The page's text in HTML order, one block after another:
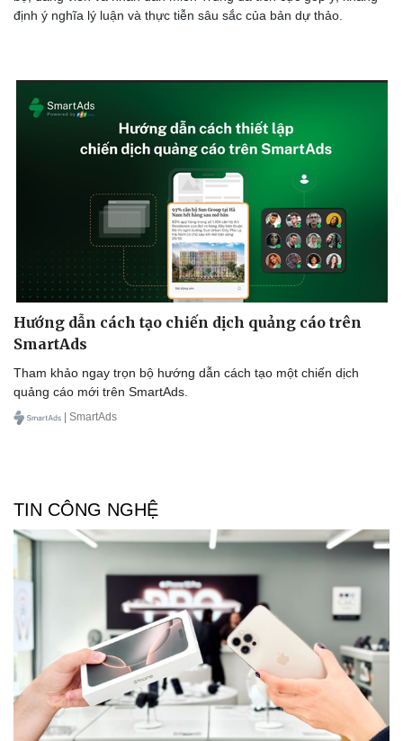
Sân khấu - Điện ảnh
Di sản
Giải trí
Nghệ sĩ
Thời trang
Sao Việt
định ý nghĩa lý luận và thực tiễn sâu sắc của bản dự thảo.
Hướng dẫn cách tạo chiến dịch quảng cáo trên
SmartAds
Tham khảo ngay trọn bộ hướng dẫn cách tạo một chiến dịch
quảng cáo mới trên SmartAds.
| SmartAds
TIN CÔNG NGHỆ